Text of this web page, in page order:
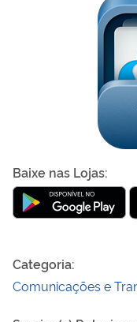
Baixe nas Lojas:
Baixar e-Processo
Categoria:
Comunicações e